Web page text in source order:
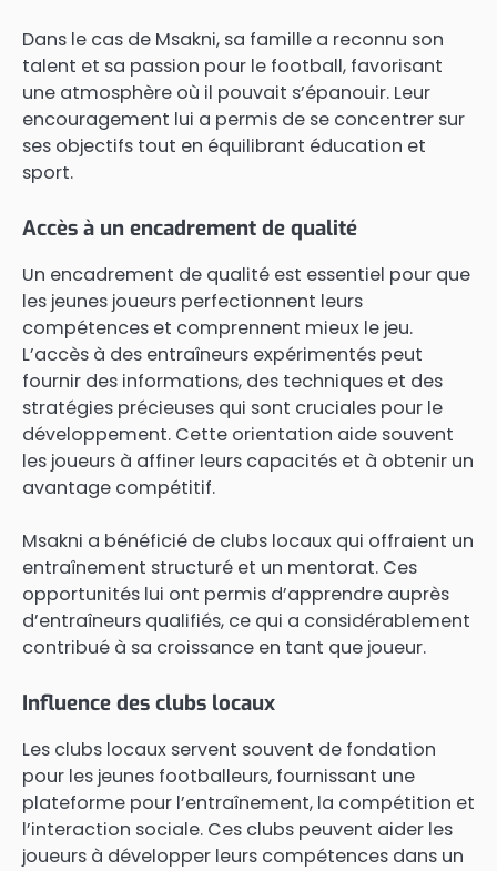
Dans le cas de Msakni, sa famille a reconnu son
talent et sa passion pour le football, favorisant
une atmosphère où il pouvait s’épanouir. Leur
encouragement lui a permis de se concentrer sur
ses objectifs tout en équilibrant éducation et
sport.
Accès à un encadrement de qualité
Un encadrement de qualité est essentiel pour que
les jeunes joueurs perfectionnent leurs
compétences et comprennent mieux le jeu.
L’accès à des entraîneurs expérimentés peut
fournir des informations, des techniques et des
stratégies précieuses qui sont cruciales pour le
développement. Cette orientation aide souvent
les joueurs à affiner leurs capacités et à obtenir un
avantage compétitif.
Msakni a bénéficié de clubs locaux qui offraient un
entraînement structuré et un mentorat. Ces
opportunités lui ont permis d’apprendre auprès
d’entraîneurs qualifiés, ce qui a considérablement
contribué à sa croissance en tant que joueur.
Influence des clubs locaux
Les clubs locaux servent souvent de fondation
pour les jeunes footballeurs, fournissant une
plateforme pour l’entraînement, la compétition et
l’interaction sociale. Ces clubs peuvent aider les
joueurs à développer leurs compétences dans un